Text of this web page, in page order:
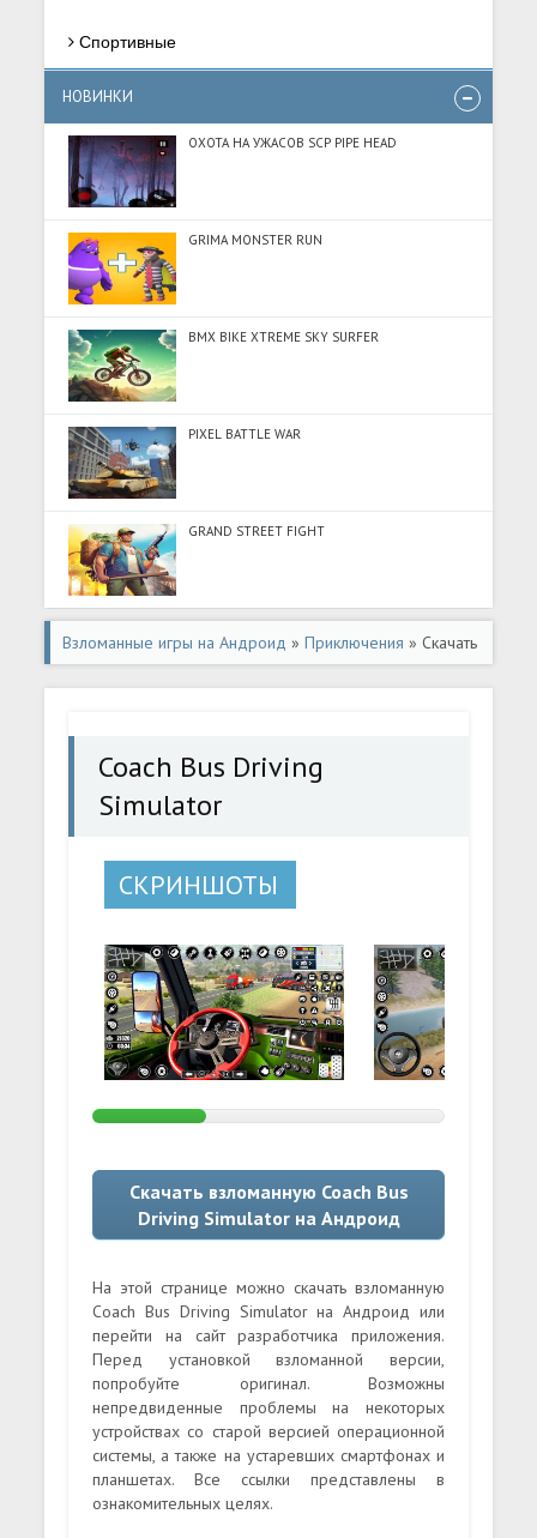
Спортивные
НОВИНКИ
ОХОТА НА УЖАСОВ SCP PIPE HEAD
GRIMA MONSTER RUN
BMX BIKE XTREME SKY SURFER
PIXEL BATTLE WAR
GRAND STREET FIGHT
Взломанные игры на Андроид »Приключения » Скачать
Coach Bus Driving Simulator (Разблокировано все) на
Coach Bus Driving
Simulator
СКРИНШОТЫ
Скачать взломанную Coach Bus
Driving Simulator на Андроид
На этой странице можно скачать взломанную
Coach Bus Driving Simulator на Андроид или
перейти на сайт разработчика приложения.
Перед установкой взломанной версии,
попробуйте оригинал. Возможны
непредвиденные проблемы на некоторых
устройствах со старой версией операционной
системы, а также на устаревших смартфонах и
планшетах. Все ссылки представлены в
ознакомительных целях.